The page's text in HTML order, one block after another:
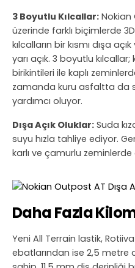
3 Boyutlu Kılcallar: Nokian
üzerinde farklı biçimlerde
kılcalların bir kısmı dışa
yarı açık. 3 boyutlu
birikintileri ile kaplı
zamanda kuru asfaltta da
yardımcı oluyor.
Dışa Açık Oluklar: Suda
suyu hızla tahliye ediyor.
karlı ve çamurlu zeminlerde
Daha Fazla
Yeni All Terrain lastik, Rotiiva
ebatlarından ise 2,5 metre